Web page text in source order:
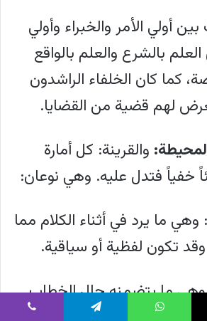
أولي الأمر والخبراء وأولي
بالشرع والعلم بالواقع
كما كان الخلفاء الراشدون
لهم قضية من القضايا.
والقرينة: كل أمارة
خفياً فتدل عليه. وهي نوعان:
وهي ما يرد في أثناء الكلام مما
وقد تكون لفظية أو سياقية.
وهي ما يتضمنه حال الخطاب